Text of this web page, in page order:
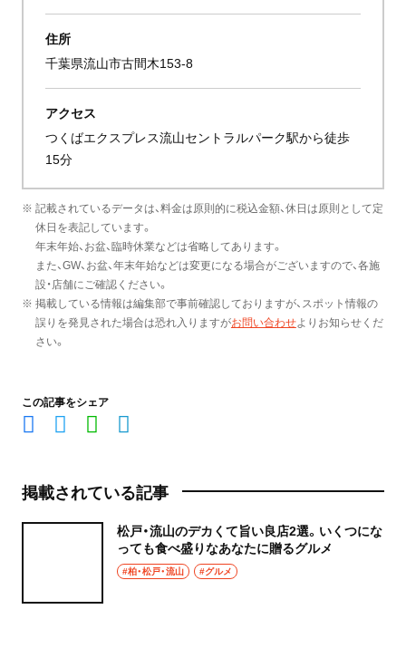
住所
千葉県流山市古間木153-8
アクセス
つくばエクスプレス流山セントラルパーク駅から徒歩
15分
※ 記載されているデータは、料金は原則的に税込金額、休日は原則として定
休日を表記しています。
年末年始、お盆、臨時休業などは省略してあります。
また、GW、お盆、年末年始などは変更になる場合がございますので、各施
設・店舗にご確認ください。
※ 掲載している情報は編集部で事前確認しておりますが、スポット情報の
誤りを発見された場合は恐れ入りますがお問い合わせよりお知らせくだ
さい。
この記事をシェア
掲載されている記事
松戸・流山のデカくて旨い良店2選。いくつにな
っても食べ盛りなあなたに贈るグルメ
#柏・松戸・流山 #グルメ